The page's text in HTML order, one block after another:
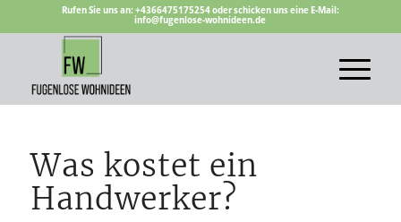
Rufen Sie uns an: +4366475175254 oder schicken uns eine E-Mail:
info@fugenlose-wohnideen.de
Was kostet ein
Handwerker?